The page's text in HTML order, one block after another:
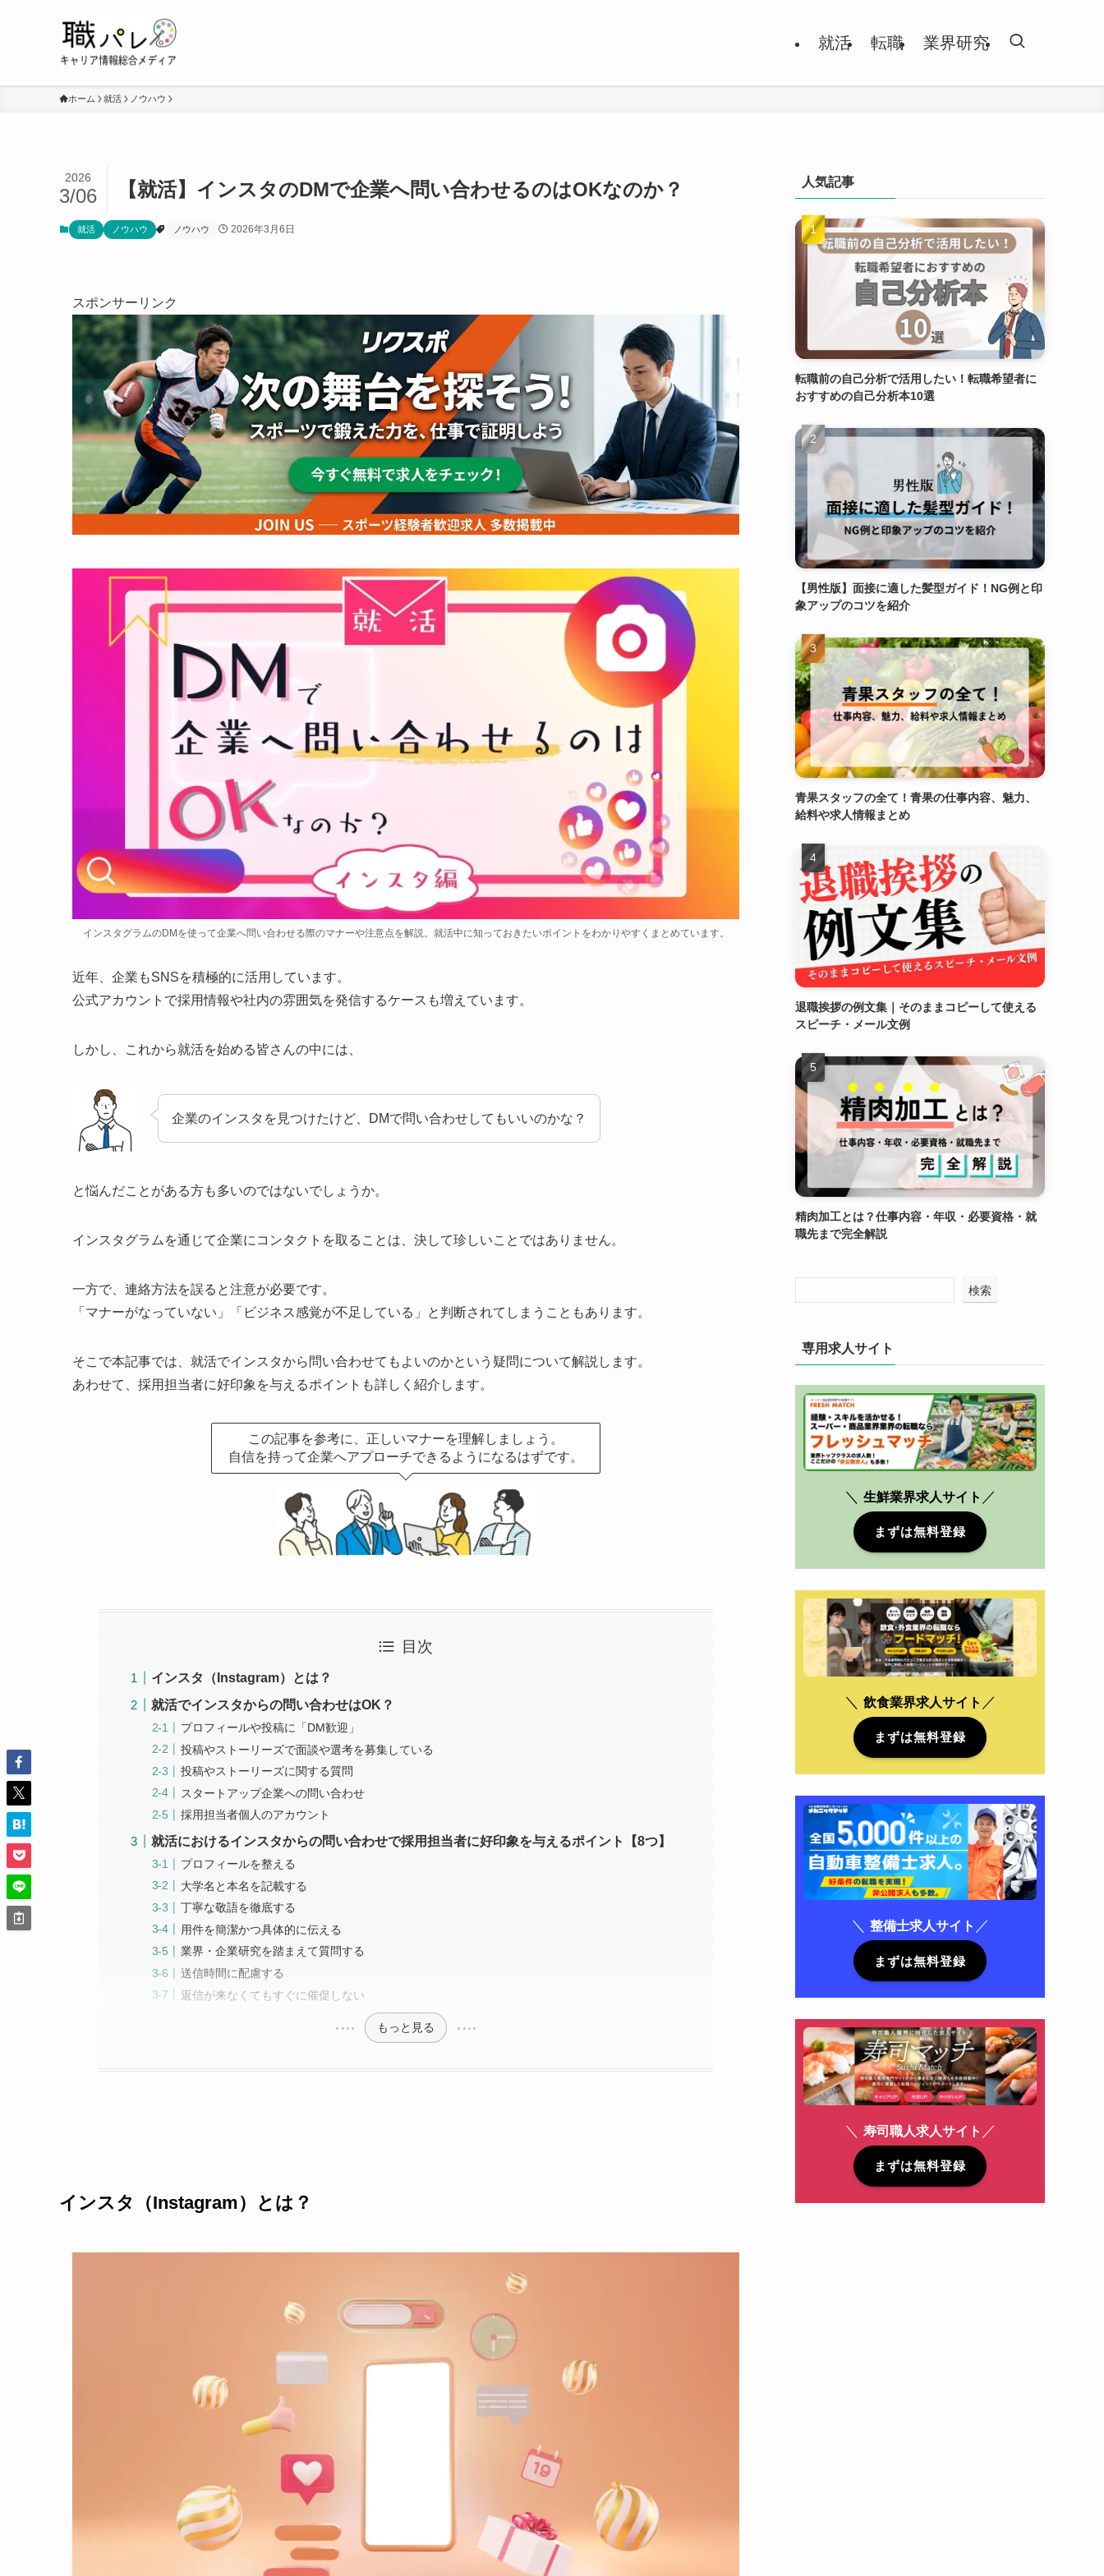
就活 転職 業界研究
ホーム 就活 ノウハウ
【就活】インスタのDMで企業へ問い合わせるのはOKなのか？
2026
3/06
就活 ノウハウ ノウハウ 2026年3月6日
スポンサーリンク
インスタグラムのDMを使って企業へ問い合わせる際のマナーや注意点を解説。就活中に知っておきたいポイントをわかりやすくまとめています。
近年、企業もSNSを積極的に活用しています。
公式アカウントで採用情報や社内の雰囲気を発信するケースも増えています。
しかし、これから就活を始める皆さんの中には、
企業のインスタを見つけたけど、DMで問い合わせしてもいいのかな？
と悩んだことがある方も多いのではないでしょうか。
インスタグラムを通じて企業にコンタクトを取ることは、決して珍しいことではありません。
一方で、連絡方法を誤ると注意が必要です。
「マナーがなっていない」「ビジネス感覚が不足している」と判断されてしまうこともあります。
そこで本記事では、就活でインスタから問い合わせてもよいのかという疑問について解説します。
あわせて、採用担当者に好印象を与えるポイントも詳しく紹介します。
この記事を参考に、正しいマナーを理解しましょう。
自信を持って企業へアプローチできるようになるはずです。
目次
インスタ（Instagram）とは？
就活でインスタからの問い合わせはOK？
プロフィールや投稿に「DM歓迎」
投稿やストーリーズで面談や選考を募集している
投稿やストーリーズに関する質問
スタートアップ企業への問い合わせ
採用担当者個人のアカウント
就活におけるインスタからの問い合わせで採用担当者に好印象を与えるポイント【8つ】
プロフィールを整える
大学名と本名を記載する
丁寧な敬語を徹底する
用件を簡潔かつ具体的に伝える
業界・企業研究を踏まえて質問する
送信時間に配慮する
返信が来なくてもすぐに催促しない
もっと見る
インスタ（Instagram）とは？
人気記事
転職前の自己分析で活用したい！転職希望者に
おすすめの自己分析本10選
【男性版】面接に適した髪型ガイド！NG例と印
象アップのコツを紹介
青果スタッフの全て！青果の仕事内容、魅力、
給料や求人情報まとめ
退職挨拶の例文集｜そのままコピーして使える
スピーチ・メール文例
精肉加工とは？仕事内容・年収・必要資格・就
職先まで完全解説
検索
専用求人サイト
＼ 生鮮業界求人サイト ／
まずは無料登録
＼ 飲食業界求人サイト ／
まずは無料登録
＼ 整備士求人サイト ／
まずは無料登録
＼ 寿司職人求人サイト ／
まずは無料登録